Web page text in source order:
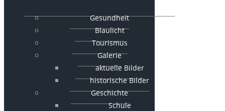
Gesundheit
Blaulicht
Tourismus
Galerie
aktuelle Bilder
historische Bilder
Geschichte
Schule